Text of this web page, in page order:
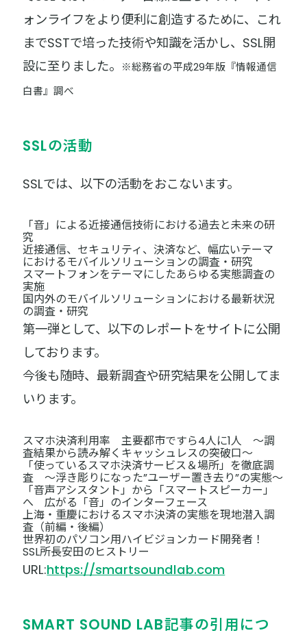
ォンライフをより便利に創造するために、これ
までSSTで培った技術や知識を活かし、SSL開
設に至りました。
※総務省の平成29年版『情報通信
白書』調べ
SSLの活動
SSLでは、以下の活動をおこないます。
「音」による近接通信技術における過去と未来の研
究
近接通信、セキュリティ、決済など、幅広いテーマ
におけるモバイルソリューションの調査・研究
スマートフォンをテーマにしたあらゆる実態調査の
実施
国内外のモバイルソリューションにおける最新状況
の調査・研究
第一弾として、以下のレポートをサイトに公開
しております。
今後も随時、最新調査や研究結果を公開してま
いります。
スマホ決済利用率 主要都市ですら4人に1人 〜調
査結果から読み解くキャッシュレスの突破口～
「使っているスマホ決済サービス＆場所」を徹底調
査 〜浮き彫りになった”ユーザー置き去り”の実態〜
「音声アシスタント」から「スマートスピーカー」
へ 広がる「音」のインターフェース
上海・重慶におけるスマホ決済の実態を現地潜入調
査（前編・後編）
世界初のパソコン用ハイビジョンカード開発者！
SSL所長安田のヒストリー
URL:https://smartsoundlab.com
SMART SOUND LAB記事の引用につ